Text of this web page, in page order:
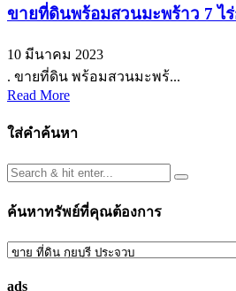
ขายที่ดินพร้อมสวนมะพร้าว 7 ไ
10 มีนาคม 2023
. ขายที่ดิน พร้อมสวนมะพร้...
Read More
ใส่คำค้นหา
ค้นหาทรัพย์ที่คุณต้องการ
ค้นหา
ads